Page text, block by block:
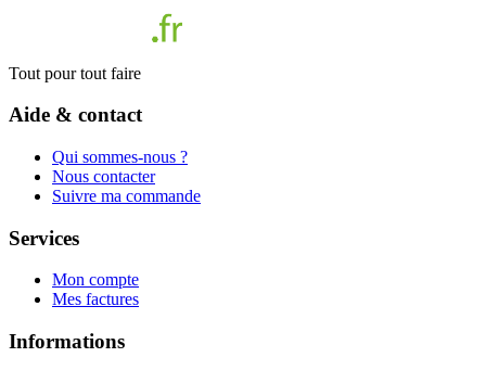
Tout pour tout faire
Aide & contact
Qui sommes-nous ?
Nous contacter
Suivre ma commande
Services
Mon compte
Mes factures
Informations